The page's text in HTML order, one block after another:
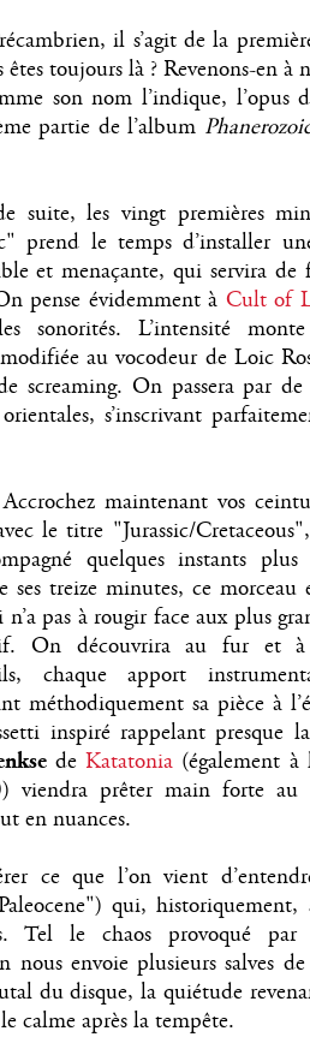
il s’agit de la
toujours là ? Revenons-en
son nom l’indique,
partie de l’album
suite, les vingt premières
prend le temps d’installer
et menaçante, qui servira
pense évidemment à Cult of
sonorités. L’intensité
au vocodeur de Loic
screaming. On passera par
s’inscrivant
maintenant vos
le titre "Jurassic/
quelques instants
treize minutes, ce morceau
pas à rougir face aux plus
On découvrira au fur et à
chaque apport
méthodiquement sa pièce à
inspiré rappelant presque
deKatatonia (également à
viendra prêter main forte au
en nuances.
ce que l’on vient
qui, historiquement,
Tel le chaos provoqué
nous envoie plusieurs salves
du disque, la quiétude
calme après la tempête.